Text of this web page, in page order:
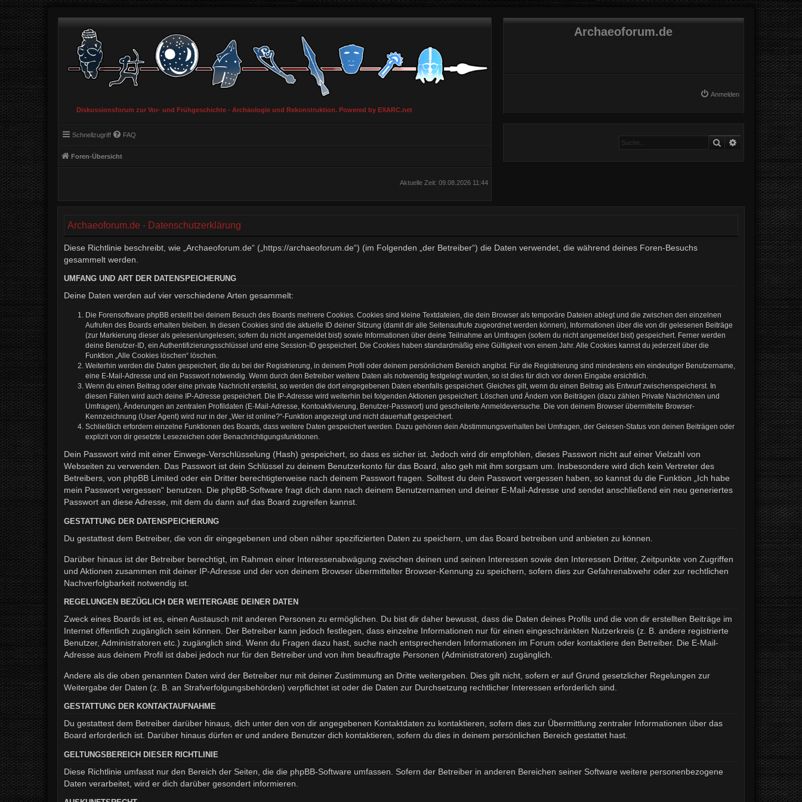
Diskussionsforum zur Vor- und Frühgeschichte - Archäologie und Rekonstruktion. Powered by EXARC.net
Archaeoforum.de
Anmelden
Schnellzugriff FAQ
Foren-Übersicht
Suche Erweiterte Suche
Aktuelle Zeit: 09.08.2026 11:44
Archaeoforum.de - Datenschutzerklärung
Diese Richtlinie beschreibt, wie „Archaeoforum.de“ („https://archaeoforum.de“) (im Folgenden „der Betreiber“) die Daten verwendet, die während deines Foren-Besuchs
gesammelt werden.
UMFANG UND ART DER DATENSPEICHERUNG
Deine Daten werden auf vier verschiedene Arten gesammelt:
Die Forensoftware phpBB erstellt bei deinem Besuch des Boards mehrere Cookies. Cookies sind kleine Textdateien, die dein Browser als temporäre Dateien ablegt und die zwischen den einzelnen
Aufrufen des Boards erhalten bleiben. In diesen Cookies sind die aktuelle ID deiner Sitzung (damit dir alle Seitenaufrufe zugeordnet werden können), Informationen über die von dir gelesenen Beiträge
(zur Markierung dieser als gelesen/ungelesen; sofern du nicht angemeldet bist) sowie Informationen über deine Teilnahme an Umfragen (sofern du nicht angemeldet bist) gespeichert. Ferner werden
deine Benutzer-ID, ein Authentifizierungsschlüssel und eine Session-ID gespeichert. Die Cookies haben standardmäßig eine Gültigkeit von einem Jahr. Alle Cookies kannst du jederzeit über die
Funktion „Alle Cookies löschen“ löschen.
Weiterhin werden die Daten gespeichert, die du bei der Registrierung, in deinem Profil oder deinem persönlichem Bereich angibst. Für die Registrierung sind mindestens ein eindeutiger Benutzername,
eine E-Mail-Adresse und ein Passwort notwendig. Wenn durch den Betreiber weitere Daten als notwendig festgelegt wurden, so ist dies für dich vor deren Eingabe ersichtlich.
Wenn du einen Beitrag oder eine private Nachricht erstellst, so werden die dort eingegebenen Daten ebenfalls gespeichert. Gleiches gilt, wenn du einen Beitrag als Entwurf zwischenspeicherst. In
diesen Fällen wird auch deine IP-Adresse gespeichert. Die IP-Adresse wird weiterhin bei folgenden Aktionen gespeichert: Löschen und Ändern von Beiträgen (dazu zählen Private Nachrichten und
Umfragen), Änderungen an zentralen Profildaten (E-Mail-Adresse, Kontoaktivierung, Benutzer-Passwort) und gescheiterte Anmeldeversuche. Die von deinem Browser übermittelte Browser-
Kennzeichnung (User Agent) wird nur in der „Wer ist online?“-Funktion angezeigt und nicht dauerhaft gespeichert.
Schließlich erfordern einzelne Funktionen des Boards, dass weitere Daten gespeichert werden. Dazu gehören dein Abstimmungsverhalten bei Umfragen, der Gelesen-Status von deinen Beiträgen oder
explizit von dir gesetzte Lesezeichen oder Benachrichtigungsfunktionen.
Dein Passwort wird mit einer Einwege-Verschlüsselung (Hash) gespeichert, so dass es sicher ist. Jedoch wird dir empfohlen, dieses Passwort nicht auf einer Vielzahl von
Webseiten zu verwenden. Das Passwort ist dein Schlüssel zu deinem Benutzerkonto für das Board, also geh mit ihm sorgsam um. Insbesondere wird dich kein Vertreter des
Betreibers, von phpBB Limited oder ein Dritter berechtigterweise nach deinem Passwort fragen. Solltest du dein Passwort vergessen haben, so kannst du die Funktion „Ich habe
mein Passwort vergessen“ benutzen. Die phpBB-Software fragt dich dann nach deinem Benutzernamen und deiner E-Mail-Adresse und sendet anschließend ein neu generiertes
Passwort an diese Adresse, mit dem du dann auf das Board zugreifen kannst.
GESTATTUNG DER DATENSPEICHERUNG
Du gestattest dem Betreiber, die von dir eingegebenen und oben näher spezifizierten Daten zu speichern, um das Board betreiben und anbieten zu können.
Darüber hinaus ist der Betreiber berechtigt, im Rahmen einer Interessenabwägung zwischen deinen und seinen Interessen sowie den Interessen Dritter, Zeitpunkte von Zugriffen
und Aktionen zusammen mit deiner IP-Adresse und der von deinem Browser übermittelter Browser-Kennung zu speichern, sofern dies zur Gefahrenabwehr oder zur rechtlichen
Nachverfolgbarkeit notwendig ist.
REGELUNGEN BEZÜGLICH DER WEITERGABE DEINER DATEN
Zweck eines Boards ist es, einen Austausch mit anderen Personen zu ermöglichen. Du bist dir daher bewusst, dass die Daten deines Profils und die von dir erstellten Beiträge im
Internet öffentlich zugänglich sein können. Der Betreiber kann jedoch festlegen, dass einzelne Informationen nur für einen eingeschränkten Nutzerkreis (z. B. andere registrierte
Benutzer, Administratoren etc.) zugänglich sind. Wenn du Fragen dazu hast, suche nach entsprechenden Informationen im Forum oder kontaktiere den Betreiber. Die E-Mail-
Adresse aus deinem Profil ist dabei jedoch nur für den Betreiber und von ihm beauftragte Personen (Administratoren) zugänglich.
Andere als die oben genannten Daten wird der Betreiber nur mit deiner Zustimmung an Dritte weitergeben. Dies gilt nicht, sofern er auf Grund gesetzlicher Regelungen zur
Weitergabe der Daten (z. B. an Strafverfolgungsbehörden) verpflichtet ist oder die Daten zur Durchsetzung rechtlicher Interessen erforderlich sind.
GESTATTUNG DER KONTAKTAUFNAHME
Du gestattest dem Betreiber darüber hinaus, dich unter den von dir angegebenen Kontaktdaten zu kontaktieren, sofern dies zur Übermittlung zentraler Informationen über das
Board erforderlich ist. Darüber hinaus dürfen er und andere Benutzer dich kontaktieren, sofern du dies in deinem persönlichen Bereich gestattet hast.
GELTUNGSBEREICH DIESER RICHTLINIE
Diese Richtlinie umfasst nur den Bereich der Seiten, die die phpBB-Software umfassen. Sofern der Betreiber in anderen Bereichen seiner Software weitere personenbezogene
Daten verarbeitet, wird er dich darüber gesondert informieren.